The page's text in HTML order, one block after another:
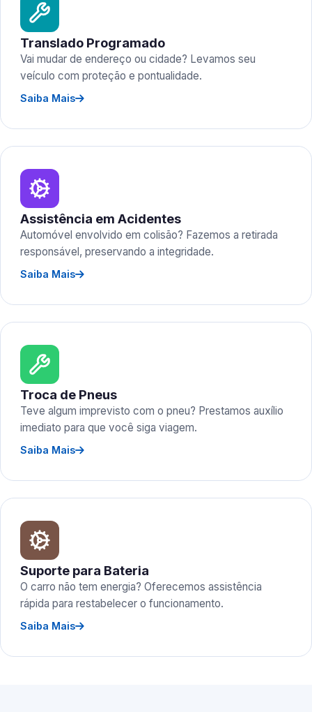
Translado Programado
Vai mudar de endereço ou cidade? Levamos seu
veículo com proteção e pontualidade.
Saiba Mais
Assistência em Acidentes
Automóvel envolvido em colisão? Fazemos a retirada
responsável, preservando a integridade.
Saiba Mais
Troca de Pneus
Teve algum imprevisto com o pneu? Prestamos auxílio
imediato para que você siga viagem.
Saiba Mais
Suporte para Bateria
O carro não tem energia? Oferecemos assistência
rápida para restabelecer o funcionamento.
Saiba Mais